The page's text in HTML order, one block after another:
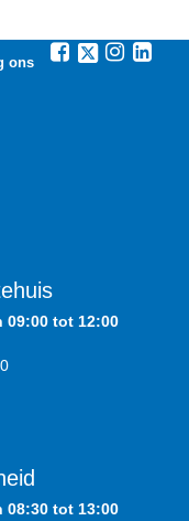
ons
09:00 tot 12:00
08:30 tot 13:00